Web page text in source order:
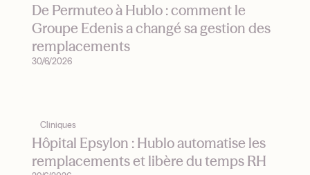
De Permuteo à Hublo : comment le
Groupe Edenis a changé sa gestion des
remplacements
30/6/2026
Cliniques
Hôpital Epsylon : Hublo automatise les
remplacements et libère du temps RH